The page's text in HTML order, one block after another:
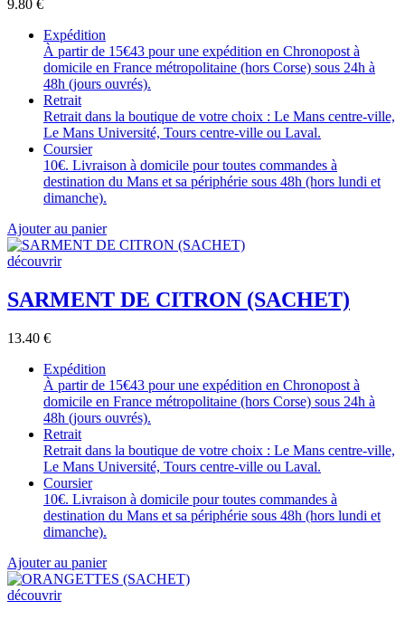
9.80 €
Expédition
À partir de 15€43 pour une expédition en Chronopost à
domicile en France métropolitaine (hors Corse) sous 24h à
48h (jours ouvrés).
Retrait
Retrait dans la boutique de votre choix : Le Mans centre-ville,
Le Mans Université, Tours centre-ville ou Laval.
Coursier
10€. Livraison à domicile pour toutes commandes à
destination du Mans et sa périphérie sous 48h (hors lundi et
dimanche).
Ajouter au panier
découvrir
SARMENT DE CITRON (SACHET)
13.40 €
Expédition
À partir de 15€43 pour une expédition en Chronopost à
domicile en France métropolitaine (hors Corse) sous 24h à
48h (jours ouvrés).
Retrait
Retrait dans la boutique de votre choix : Le Mans centre-ville,
Le Mans Université, Tours centre-ville ou Laval.
Coursier
10€. Livraison à domicile pour toutes commandes à
destination du Mans et sa périphérie sous 48h (hors lundi et
dimanche).
Ajouter au panier
découvrir